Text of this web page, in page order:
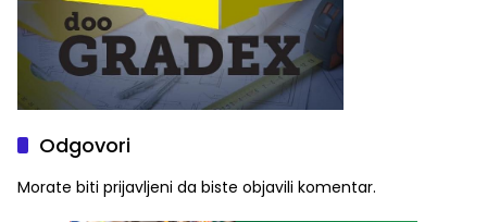
Odgovori
Morate biti prijavljeni da biste objavili komentar.